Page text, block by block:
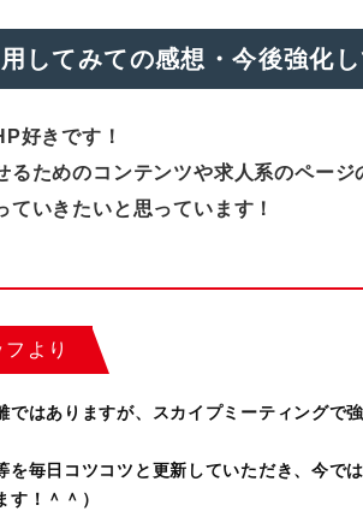
してみての感想・今後強化
好きです！
るためのコンテンツや求人系のペー
ていきたいと思っています！
より
ではありますが、スカイプミーティングで
を毎日コツコツと更新していただき、今で
す！＾＾）